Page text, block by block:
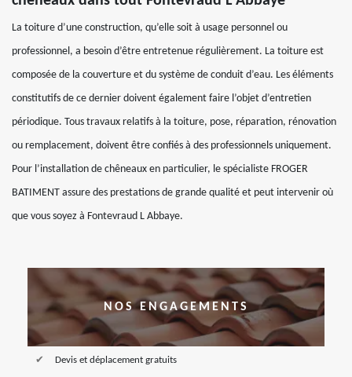
La toiture d’une construction, qu’elle soit à usage personnel ou
professionnel, a besoin d’être entretenue régulièrement. La toiture est
composée de la couverture et du système de conduit d’eau. Les éléments
constitutifs de ce dernier doivent également faire l’objet d’entretien
périodique. Tous travaux relatifs à la toiture, pose, réparation, rénovation
ou remplacement, doivent être confiés à des professionnels uniquement.
Pour l’installation de chêneaux en particulier, le spécialiste FROGER
BATIMENT assure des prestations de grande qualité et peut intervenir où
que vous soyez à Fontevraud L Abbaye.
NOS ENGAGEMENTS
Devis et déplacement gratuits